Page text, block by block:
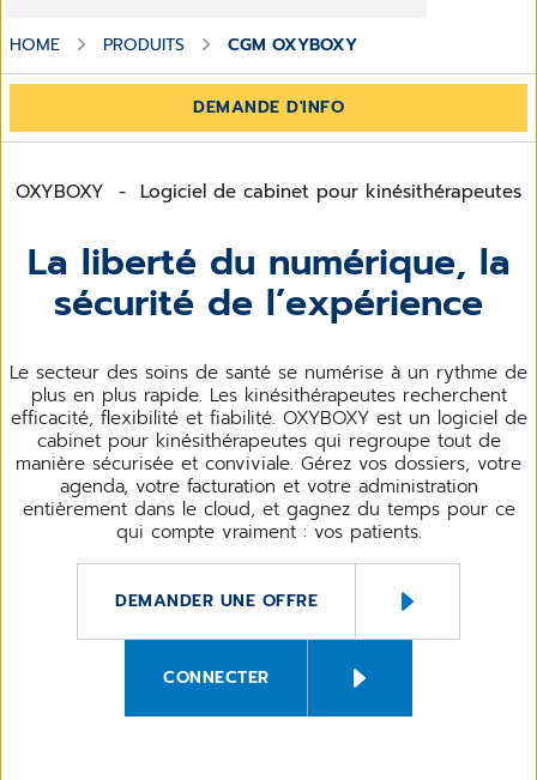
HOME PRODUITS CGM OXYBOXY
DEMANDE D'INFO
OXYBOXY - Logiciel de cabinet pour kinésithérapeutes
La liberté du numérique, la
sécurité de l’expérience
Le secteur des soins de santé se numérise à un rythme de
plus en plus rapide. Les kinésithérapeutes recherchent
efficacité, flexibilité et fiabilité. OXYBOXY est un logiciel de
cabinet pour kinésithérapeutes qui regroupe tout de
manière sécurisée et conviviale. Gérez vos dossiers, votre
agenda, votre facturation et votre administration
entièrement dans le cloud, et gagnez du temps pour ce
qui compte vraiment : vos patients.
DEMANDER UNE OFFRE
CONNECTER